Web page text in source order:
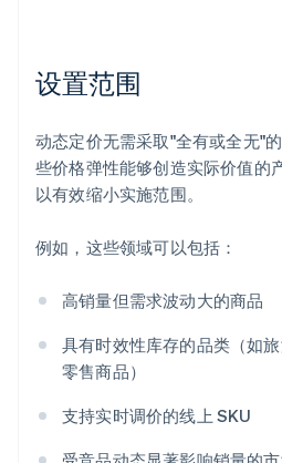
设置范围
动态定价无需采取"全有或全无"
些价格弹性能够创造实际价值的
以有效缩小实施范围。
例如，这些领域可以包括：
高销量但需求波动大的商品
具有时效性库存的品类（如
零售商品）
支持实时调价的线上 SKU